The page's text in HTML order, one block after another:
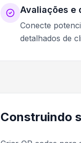
Avaliações e
Conecte
detalhados de
Construindo